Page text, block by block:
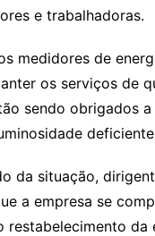
e trabalhadoras.
medidores de
os serviços de
sendo obrigados
da situação,
a empresa se
restabelecimento da